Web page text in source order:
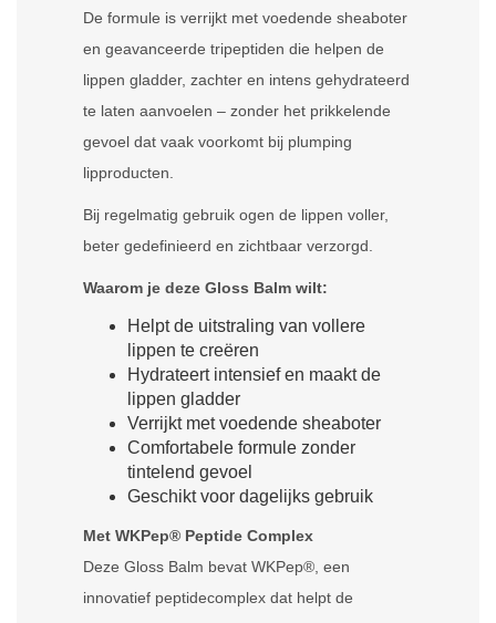
De formule is verrijkt met voedende sheaboter
en geavanceerde tripeptiden die helpen de
lippen gladder, zachter en intens gehydrateerd
te laten aanvoelen – zonder het prikkelende
gevoel dat vaak voorkomt bij plumping
lipproducten.
Bij regelmatig gebruik ogen de lippen voller,
beter gedefinieerd en zichtbaar verzorgd.
Waarom je deze Gloss Balm wilt:
Helpt de uitstraling van vollere
lippen te creëren
Hydrateert intensief en maakt de
lippen gladder
Verrijkt met voedende sheaboter
Comfortabele formule zonder
tintelend gevoel
Geschikt voor dagelijks gebruik
Met WKPep® Peptide Complex
Deze Gloss Balm bevat WKPep®, een
innovatief peptidecomplex dat helpt de